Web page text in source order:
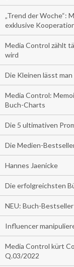
„Trend der Woche“:
exklusive
Media Control zählt
wird
Die Kleinen lässt
Media Control:
Buch-Charts
Die 5 ultimativen
Die Medien-
Hannes Jaenicke
Die erfolgreichsten
NEU: Buch-
Influencer
Media Control kürt
Q.03/2022